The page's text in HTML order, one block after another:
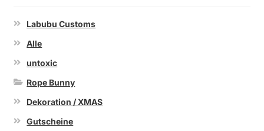
Labubu Customs
Alle
untoxic
Rope Bunny
Dekoration / XMAS
Gutscheine